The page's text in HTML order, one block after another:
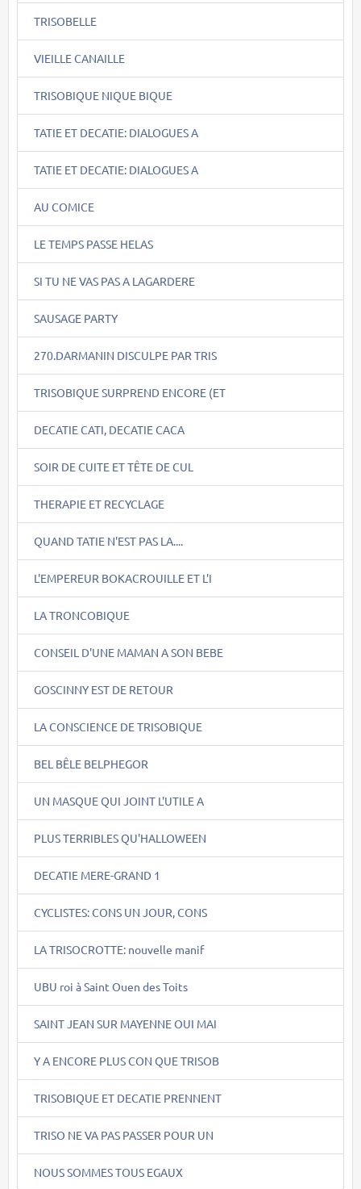
TRISOBELLE
VIEILLE CANAILLE
TRISOBIQUE NIQUE BIQUE
TATIE ET DECATIE: DIALOGUES A
TATIE ET DECATIE: DIALOGUES A
AU COMICE
LE TEMPS PASSE HELAS
SI TU NE VAS PAS A LAGARDERE
SAUSAGE PARTY
270.DARMANIN DISCULPE PAR TRIS
TRISOBIQUE SURPREND ENCORE (ET
DECATIE CATI, DECATIE CACA
SOIR DE CUITE ET TÊTE DE CUL
THERAPIE ET RECYCLAGE
QUAND TATIE N'EST PAS LA....
L'EMPEREUR BOKACROUILLE ET L'I
LA TRONCOBIQUE
CONSEIL D'UNE MAMAN A SON BEBE
GOSCINNY EST DE RETOUR
LA CONSCIENCE DE TRISOBIQUE
BEL BÊLE BELPHEGOR
UN MASQUE QUI JOINT L'UTILE A
PLUS TERRIBLES QU'HALLOWEEN
DECATIE MERE-GRAND 1
CYCLISTES: CONS UN JOUR, CONS
LA TRISOCROTTE: nouvelle manif
UBU roi à Saint Ouen des Toits
SAINT JEAN SUR MAYENNE OUI MAI
Y A ENCORE PLUS CON QUE TRISOB
TRISOBIQUE ET DECATIE PRENNENT
TRISO NE VA PAS PASSER POUR UN
NOUS SOMMES TOUS EGAUX